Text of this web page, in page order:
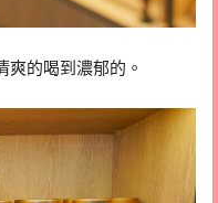
的喝到濃郁的。